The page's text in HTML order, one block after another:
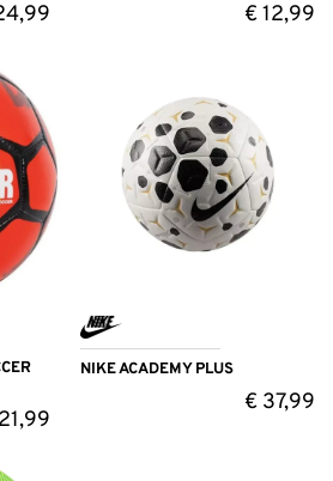
€12,99
NIKE ACADEMY PLUS
€ 37,99